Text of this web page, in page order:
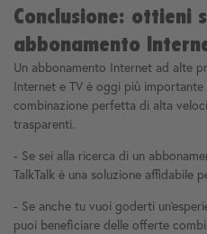
Conclusione: ottieni
abbonamento
Un abbonamento Internet ad alte
Internet e TV è oggi più importante
combinazione perfetta di alta
trasparenti.
- Se sei alla ricerca di un
TalkTalk è una soluzione affidabile
- Se anche tu vuoi goderti
puoi beneficiare delle offerte